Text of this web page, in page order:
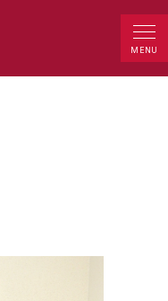
MENU